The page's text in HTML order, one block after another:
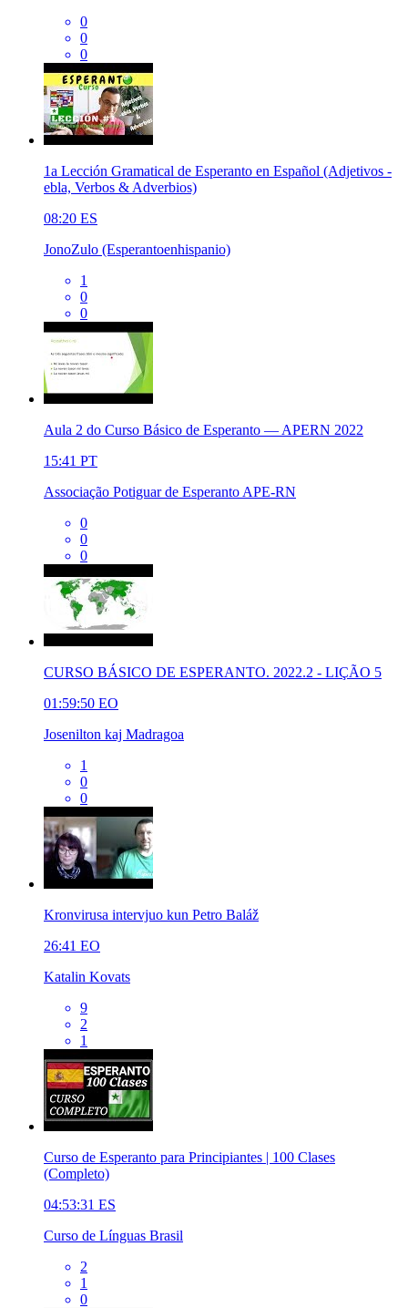
0
0
0
1a Lección Gramatical de Esperanto en Español (Adjetivos -
ebla, Verbos & Adverbios)
08:20 ES
JonoZulo (Esperantoenhispanio)
1
0
0
Aula 2 do Curso Básico de Esperanto — APERN 2022
15:41 PT
Associação Potiguar de Esperanto APE-RN
0
0
0
CURSO BÁSICO DE ESPERANTO. 2022.2 - LIÇÃO 5
01:59:50 EO
Josenilton kaj Madragoa
1
0
0
Kronvirusa intervjuo kun Petro Baláž
26:41 EO
Katalin Kovats
9
2
1
Curso de Esperanto para Principiantes | 100 Clases
(Completo)
04:53:31 ES
Curso de Línguas Brasil
2
1
0